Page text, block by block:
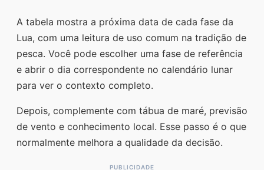
A tabela mostra a próxima data de cada fase da
Lua, com uma leitura de uso comum na tradição de
pesca. Você pode escolher uma fase de referência
e abrir o dia correspondente no calendário lunar
para ver o contexto completo.
Depois, complemente com tábua de maré, previsão
de vento e conhecimento local. Esse passo é o que
normalmente melhora a qualidade da decisão.